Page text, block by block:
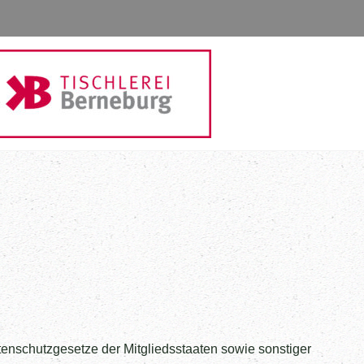
der Mitgliedsstaaten sowie sonstiger